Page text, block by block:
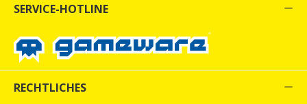
SERVICE-HOTLINE
RECHTLICHES